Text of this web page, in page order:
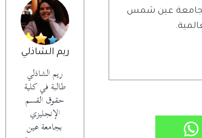
ريم الشاذلي
ريم الشاذلي
طالبة في كلية
حقوق القسم
الإنجليزي
بجامعة عين
بجامعة عين شمس